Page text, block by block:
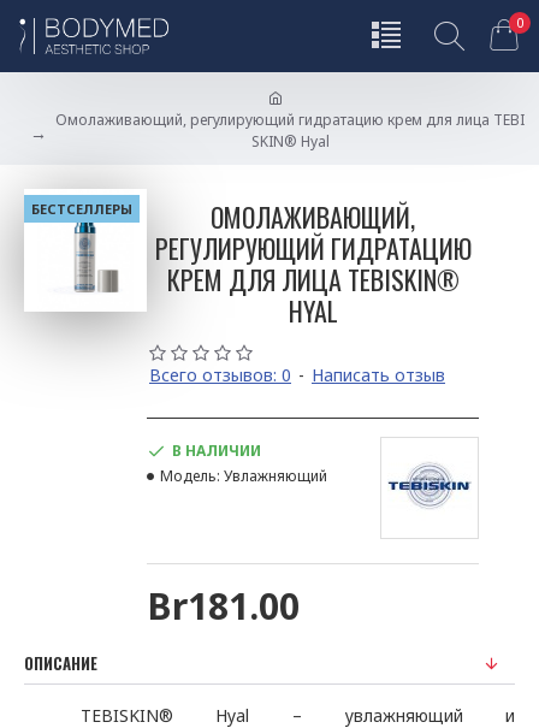
0
Омолаживающий, регулирующий гидратацию крем для лица TEBI
SKIN® Hyal
БЕСТСЕЛЛЕРЫ
ОМОЛАЖИВАЮЩИЙ,
РЕГУЛИРУЮЩИЙ ГИДРАТАЦИЮ
КРЕМ ДЛЯ ЛИЦА TEBISKIN®
HYAL
Всего отзывов: 0 - Написать отзыв
Br181.00
В НАЛИЧИИ
Модель: Увлажняющий
ОПИСАНИЕ
TEBISKIN® Hyal – увлажняющий и